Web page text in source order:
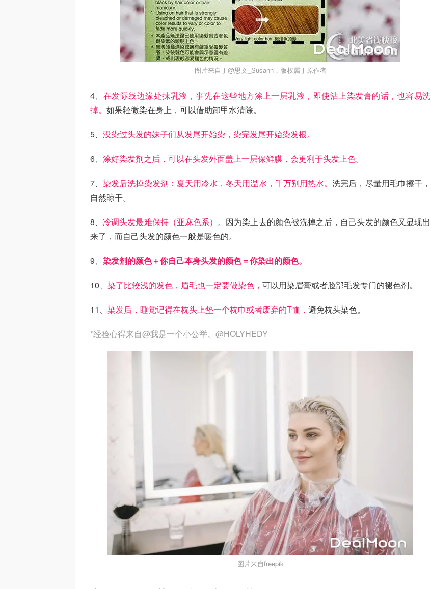
图片来自于@思文_Susann，版权属于原作者
4、 在发际线边缘处抹乳液，事先在这些地方涂上一层乳液，即使沾上染发膏的话，也容易洗
掉。 如果轻微染在身上，可以借助卸甲水清除。
5、 没染过头发的妹子们从发尾开始染，染完发尾开始染发根。
6、 涂好染发剂之后，可以在头发外面盖上一层保鲜膜，会更利于头发上色。
7、染发后洗掉染发剂：夏天用冷水，冬天用温水，千万别用热水。洗完后，尽量用毛巾擦干，
自然晾干。
8、冷调头发最难保持（亚麻色系）。 因为染上去的颜色被洗掉之后，自己头发的颜色又显现出
来了，而自己头发的颜色一般是暖色的。
9、 染发剂的颜色＋你自己本身头发的颜色＝你染出的颜色。
10、 染了比较浅的发色，眉毛也一定要做染色， 可以用染眉膏或者脸部毛发专门的褪色剂。
11、 染发后，睡觉记得在枕头上垫一个枕巾或者废弃的T恤， 避免枕头染色。
*经验心得来自@我是一个小公举、@HOLYHEDY
图片来自freepik